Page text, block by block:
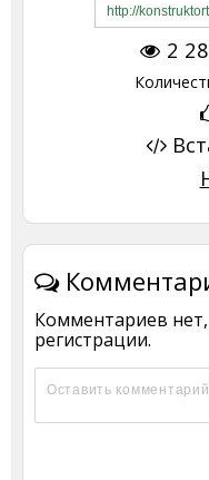
2
Комментариев
регистрации.